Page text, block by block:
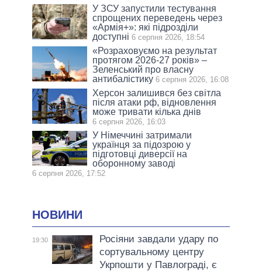
У ЗСУ запустили тестування
спрощених переведень через
«Армія+»: які підрозділи
доступні 6 серпня 2026, 18:54
«Розраховуємо на результат
протягом 2026-27 років» –
Зеленський про власну
антибалістику 6 серпня 2026, 16:08
Херсон залишився без світла
після атаки рф, відновлення
може тривати кілька днів
6 серпня 2026, 16:03
У Німеччині затримали
українця за підозрою у
підготовці диверсії на
оборонному заводі
6 серпня 2026, 17:52
НОВИНИ
19:30
Росіяни завдали удару по
сортувальному центру
Укрпошти у Павлограді, є